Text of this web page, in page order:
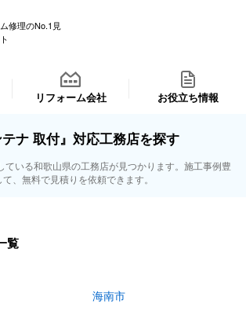
修理のNo.1見
リフォーム会社 お役立ち情報
ナ 取付』対応工務店を探す
ている和歌山県の工務店が見つかります。施工事例豊
、無料で見積りを依頼できます。
覧
海南市